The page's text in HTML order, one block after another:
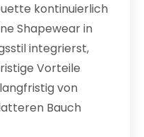
kontinuierlich
Shapewear in
integrierst,
Vorteile
von
Bauch